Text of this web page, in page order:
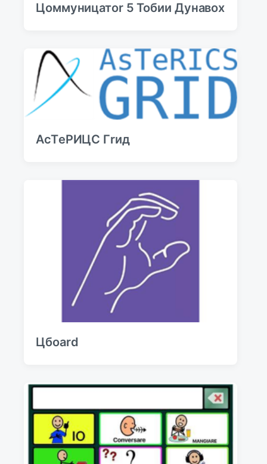
Цоммуницатоr 5 Тобии Дyнавоx
АсТeРИЦС Гrид
Цбоаrd